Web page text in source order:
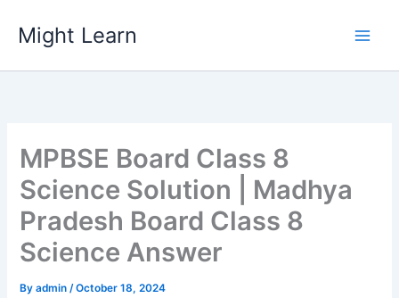
content
Might Learn
MPBSE Board Class 8
Science Solution | Madhya
Pradesh Board Class 8
Science Answer
Byadmin/October 18, 2024